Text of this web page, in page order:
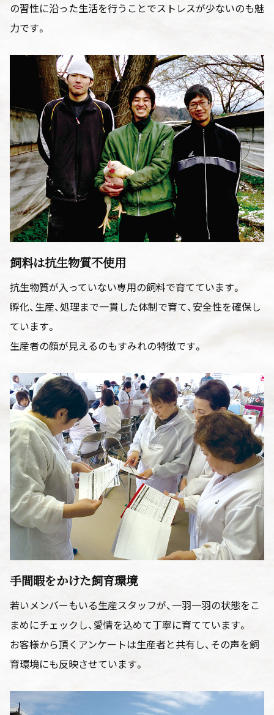
の習性に沿った生活を行うことでストレスが少ないのも魅
力です。
飼料は抗生物質不使用
抗生物質が入っていない専用の飼料で育てています。
孵化、生産、処理まで一貫した体制で育て、安全性を確保し
ています。
生産者の顔が見えるのもすみれの特徴です。
手間暇をかけた飼育環境
若いメンバーもいる生産スタッフが、一羽一羽の状態をこ
まめにチェックし、愛情を込めて丁寧に育てています。
お客様から頂くアンケートは生産者と共有し、その声を飼
育環境にも反映させています。